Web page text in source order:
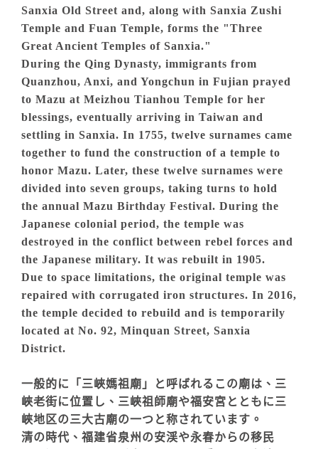
Sanxia Old Street and, along with Sanxia Zushi
Temple and Fuan Temple, forms the "Three
Great Ancient Temples of Sanxia."
During the Qing Dynasty, immigrants from
Quanzhou, Anxi, and Yongchun in Fujian prayed
to Mazu at Meizhou Tianhou Temple for her
blessings, eventually arriving in Taiwan and
settling in Sanxia. In 1755, twelve surnames came
together to fund the construction of a temple to
honor Mazu. Later, these twelve surnames were
divided into seven groups, taking turns to hold
the annual Mazu Birthday Festival. During the
Japanese colonial period, the temple was
destroyed in the conflict between rebel forces and
the Japanese military. It was rebuilt in 1905.
Due to space limitations, the original temple was
repaired with corrugated iron structures. In 2016,
the temple decided to rebuild and is temporarily
located at No. 92, Minquan Street, Sanxia
District.
一般的に「三峽媽祖廟」と呼ばれるこの廟は、三
峽老街に位置し、三峽祖師廟や福安宮とともに三
峽地区の三大古廟の一つと称されています。
清の時代、福建省泉州の安渓や永春からの移民